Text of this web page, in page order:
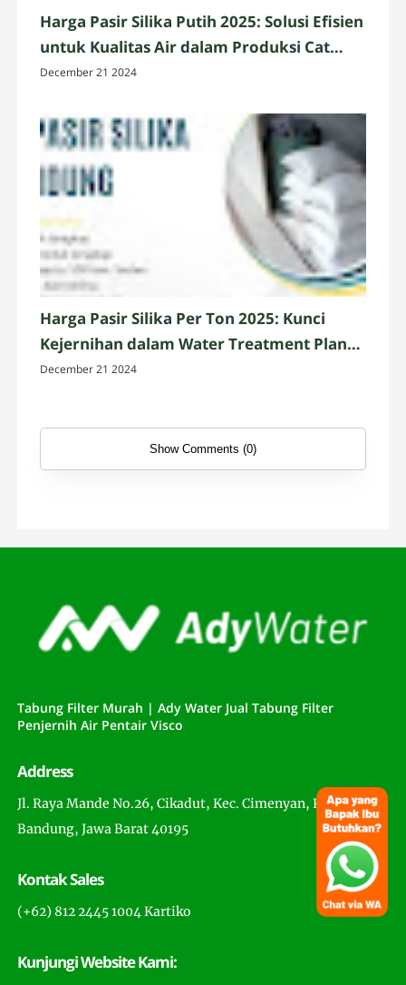
Harga Pasir Silika Putih 2025: Solusi Efisien
untuk Kualitas Air dalam Produksi Cat
Berbasis Air
December 21 2024
Harga Pasir Silika Per Ton 2025: Kunci
Kejernihan dalam Water Treatment Plant
dan Akuarium
December 21 2024
Show Comments (0)
Tabung Filter Murah | Ady Water Jual Tabung Filter
Penjernih Air Pentair Visco
Address
Jl. Raya Mande No.26, Cikadut, Kec. Cimenyan, Kabupaten
Bandung, Jawa Barat 40195
Kontak Sales
(+62) 812 2445 1004 Kartiko
Kunjungi Website Kami: